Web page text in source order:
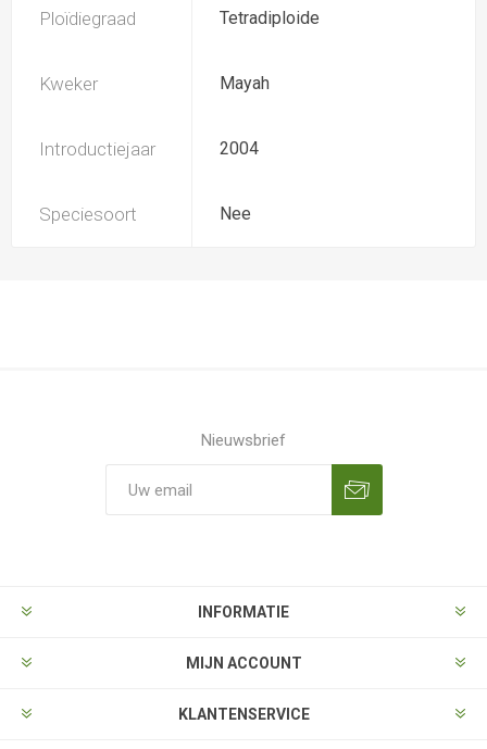
Ploïdiegraad Tetradiploide
Kweker Mayah
Introductiejaar 2004
Speciesoort Nee
Nieuwsbrief
INFORMATIE
MIJN ACCOUNT
KLANTENSERVICE